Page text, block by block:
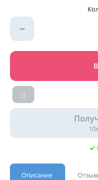
−
✓
Описание